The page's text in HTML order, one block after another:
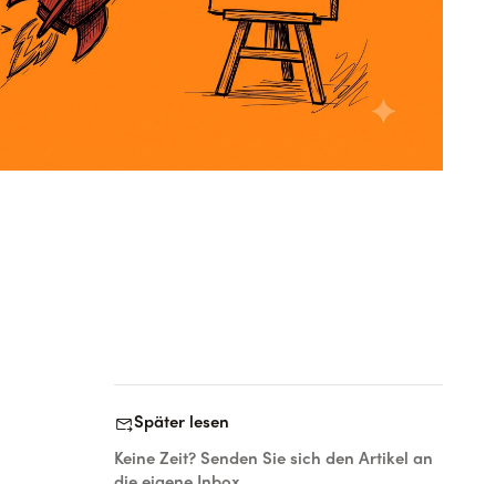
forward_to_inboxSpäter lesen
Keine Zeit? Senden Sie sich den Artikel an